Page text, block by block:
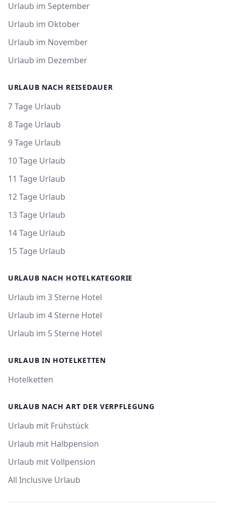
Urlaub im September
Urlaub im Oktober
Urlaub im November
Urlaub im Dezember
URLAUB NACH REISEDAUER
7 Tage Urlaub
8 Tage Urlaub
9 Tage Urlaub
10 Tage Urlaub
11 Tage Urlaub
12 Tage Urlaub
13 Tage Urlaub
14 Tage Urlaub
15 Tage Urlaub
URLAUB NACH HOTELKATEGORIE
Urlaub im 3 Sterne Hotel
Urlaub im 4 Sterne Hotel
Urlaub im 5 Sterne Hotel
URLAUB IN HOTELKETTEN
Hotelketten
URLAUB NACH ART DER VERPFLEGUNG
Urlaub mit Frühstück
Urlaub mit Halbpension
Urlaub mit Vollpension
All Inclusive Urlaub